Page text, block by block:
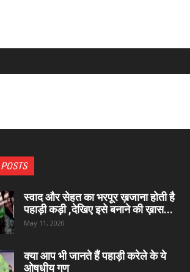
स्वाद और सेहत का भरपूर ख़जाना होती है
पहाड़ी कड़ी ,देखिए इसे बनाने की ख़ास...
May 11, 2020
क्या आप भी जानते हैं पहाड़ी करेले के ये
ओषधीय गुण